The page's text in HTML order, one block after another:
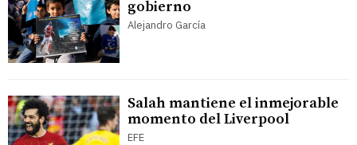
gobierno
Alejandro García
Salah mantiene el inmejorable
momento del Liverpool
EFE